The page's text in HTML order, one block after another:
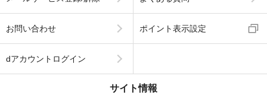
お問い合わせ ポイント表示設定
dアカウントログイン
サイト情報